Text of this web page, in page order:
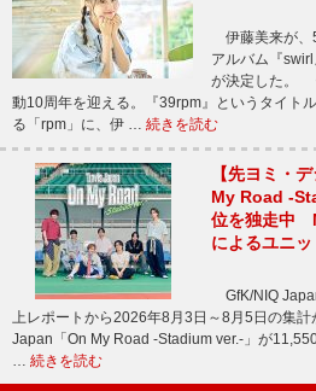
伊藤美来が、
アルバム『
が決定した。
動10周年を迎える。『39rpm』というタイト
る「rpm」に、伊 … 続きを読む
【先ヨミ・
My Road -
位を独走中
によるユニッ
GfK/NIQ
上レポートから2026年8月3日～8月5日の集
Japan「On My Road -Stadium ver.-」が
… 続きを読む